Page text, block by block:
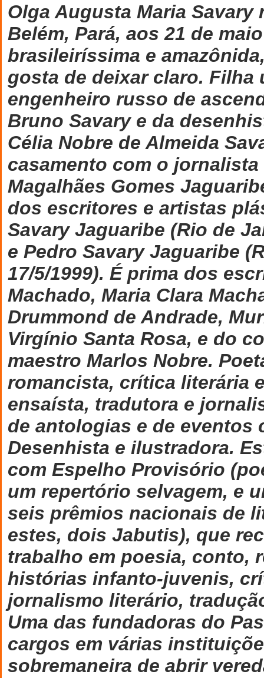
Olga Augusta Maria Savary
Belém, Pará, aos 21 de
brasileiríssima e
gosta de deixar claro. Filha
engenheiro russo de
Bruno Savary e da
Célia Nobre de Almeida
casamento com o jornalista
Magalhães Gomes
dos escritores e artistas
Savary Jaguaribe (Rio de
e Pedro Savary Jaguaribe
17/5/1999). É prima dos
Machado, Maria Clara
Drummond de Andrade,
Virgínio Santa Rosa, e do
maestro Marlos Nobre.
romancista, crítica literária
ensaísta, tradutora e
de antologias e de eventos
Desenhista e ilustradora.
com Espelho Provisório
um repertório selvagem, e
seis prêmios nacionais de
estes, dois Jabutis), que
trabalho em poesia, conto,
histórias infanto-juvenis,
jornalismo literário,
Uma das fundadoras do
cargos em várias
sobremaneira de abrir